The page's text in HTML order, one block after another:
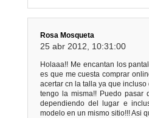
Rosa Mosqueta
25 abr 2012, 10:31:00
Holaaa!! Me encantan los
es que me cuesta comprar
acertar cn la talla ya que
tengo la misma!! Puedo
dependiendo del lugar e
modelo en un mismo sitio!!! Asi